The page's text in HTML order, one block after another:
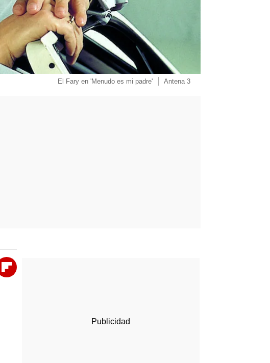
El Fary en 'Menudo es mi padre' Antena 3
Flipboard